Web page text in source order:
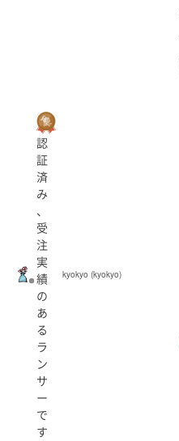
認
証
済
み
、
受
注
実
績
の
あ
る
ラ
ン
サ
ー
で
す
kyokyo (kyokyo)